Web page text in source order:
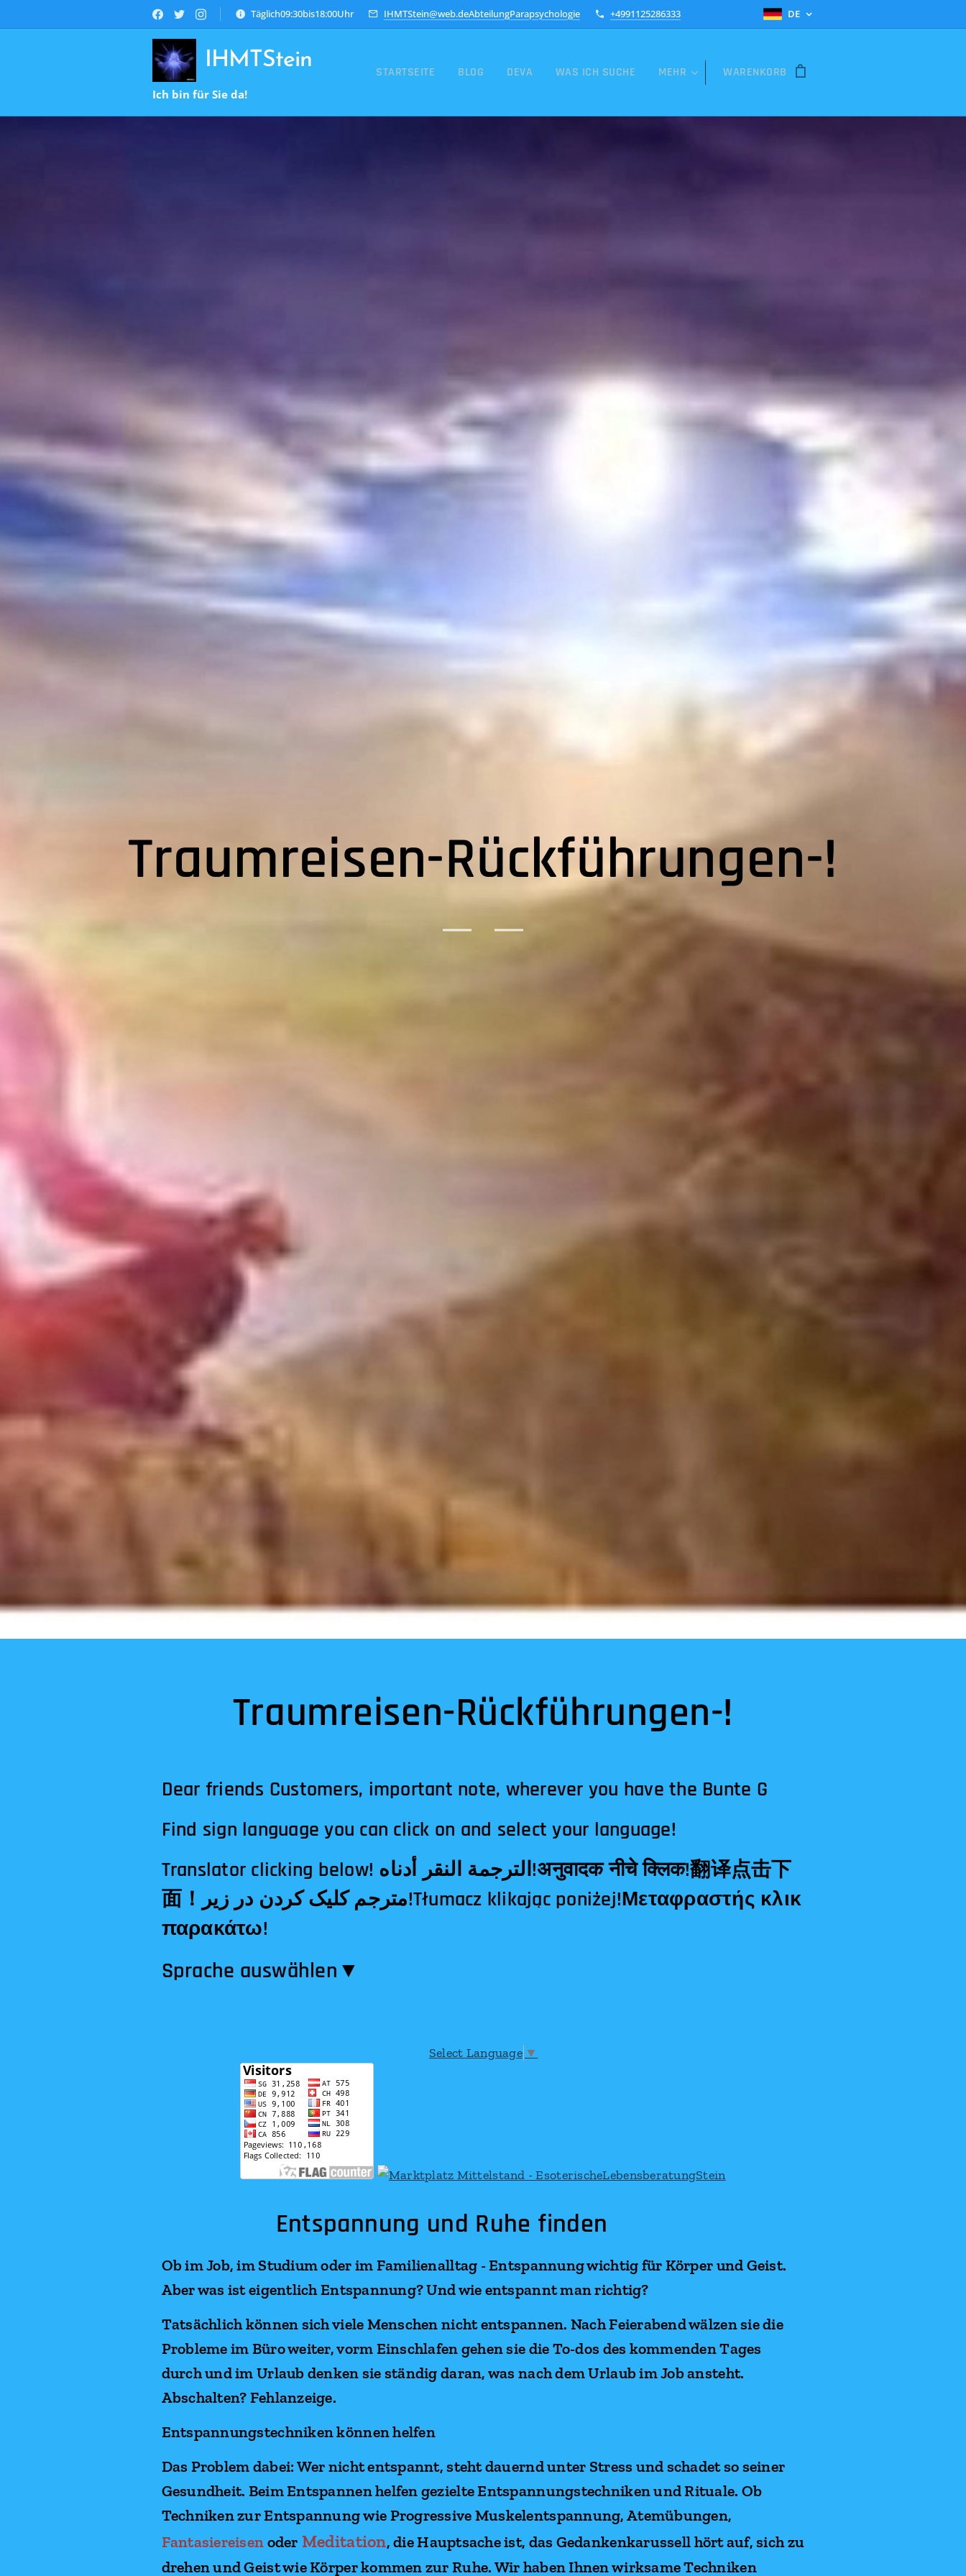
Täglich09:30bis18:00Uhr IHMTStein@web.deAbteilungParapsychologie +4991125286333 DE
IHMTStein
Ich bin für Sie da!
STARTSEITE BLOG DEVA WAS ICH SUCHE MEHR WARENKORB
Traumreisen-Rückführungen-!
Traumreisen-Rückführungen-!
Dear friends Customers, important note, wherever you have the Bunte G
Find sign language you can click on and select your language!
Translator clicking below! الترجمة النقر أدناه!अनुवादक नीचे क्लिक!翻译点击下
面！مترجم کلیک کردن در زیر!Tłumacz klikając poniżej!Μεταφραστής κλικ
παρακάτω!
Sprache auswählen​▼
Select Language ▼
Entspannung und Ruhe finden
Ob im Job, im Studium oder im Familienalltag - Entspannung wichtig für Körper und Geist.
Aber was ist eigentlich Entspannung? Und wie entspannt man richtig?
Tatsächlich können sich viele Menschen nicht entspannen. Nach Feierabend wälzen sie die
Probleme im Büro weiter, vorm Einschlafen gehen sie die To-dos des kommenden Tages
durch und im Urlaub denken sie ständig daran, was nach dem Urlaub im Job ansteht.
Abschalten? Fehlanzeige.
Entspannungstechniken können helfen
Das Problem dabei: Wer nicht entspannt, steht dauernd unter Stress und schadet so seiner
Gesundheit. Beim Entspannen helfen gezielte Entspannungstechniken und Rituale. Ob
Techniken zur Entspannung wie Progressive Muskelentspannung,Atemübungen,
Fantasiereisenoder Meditation, die Hauptsache ist, das Gedankenkarussell hört auf, sich zu
drehen und Geist wie Körper kommen zur Ruhe. Wir haben Ihnen wirksame Techniken